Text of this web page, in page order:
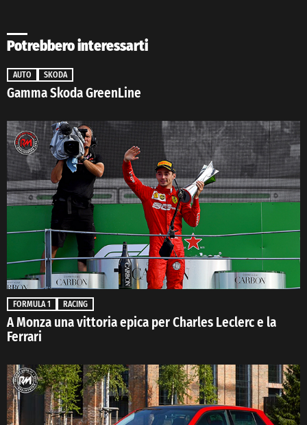
Potrebbero interessarti
AUTO SKODA
Gamma Skoda GreenLine
FORMULA 1 RACING
A Monza una vittoria epica per Charles Leclerc e la
Ferrari